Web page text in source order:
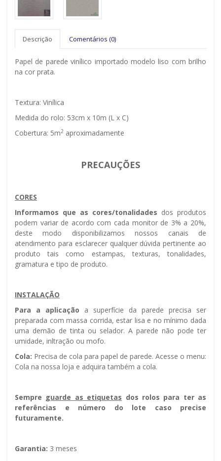
Descrição Comentários (0)
Papel de parede vinílico importado modelo liso com brilho
na cor prata.
Textura: Vinílica
Medida do rolo: 53cm x 10m (L x C)
Cobertura: 5m2 aproximadamente
PRECAUÇÕES
CORES
Informamos que as cores/tonalidades dos produtos
podem variar de acordo com cada monitor de 3% a 20%,
deste modo disponibilizamos nossos canais de
atendimento para esclarecer qualquer dúvida pertinente ao
produto tais como estampas, texturas, tonalidades,
gramatura e tipo de produto.
INSTALAÇÃO
Para a aplicação a superfície da parede precisa ser
preparada com massa corrida, estar lisa e no mínimo dada
uma demão de tinta ou selador. A parede não pode ter
umidade, infiltração ou mofo.
Cola: Precisa de cola para papel de parede. Acesse o menu:
Cola na nossa loja e adquira também a cola.
Sempre guarde as etiquetas dos rolos para ter as
referências e número do lote caso precise
futuramente.
Garantia: 3 meses